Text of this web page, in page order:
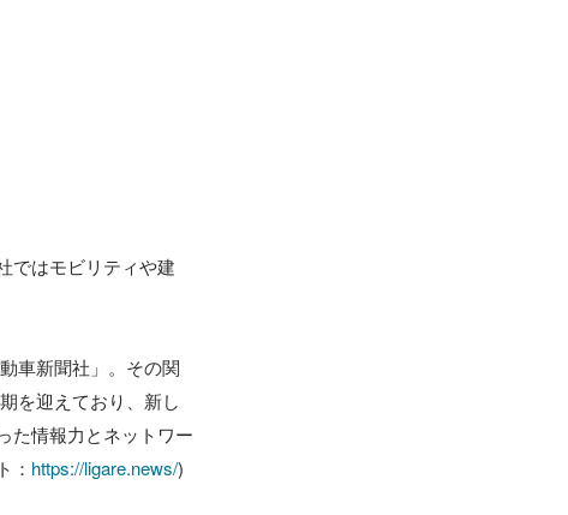
ではモビリティや建
車新聞社」。その関
を迎えており、新し
た情報力とネットワー
： https://ligare.news/)